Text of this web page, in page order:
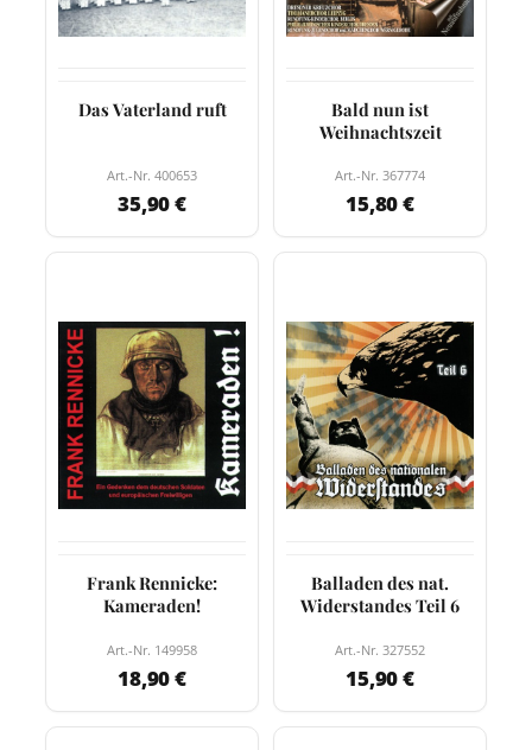
Das Vaterland ruft
Art.-Nr. 400653
35,90 €
Bald nun ist
Weihnachtszeit
Art.-Nr. 367774
15,80 €
Frank Rennicke:
Kameraden!
Art.-Nr. 149958
18,90 €
Balladen des nat.
Widerstandes Teil 6
Art.-Nr. 327552
15,90 €